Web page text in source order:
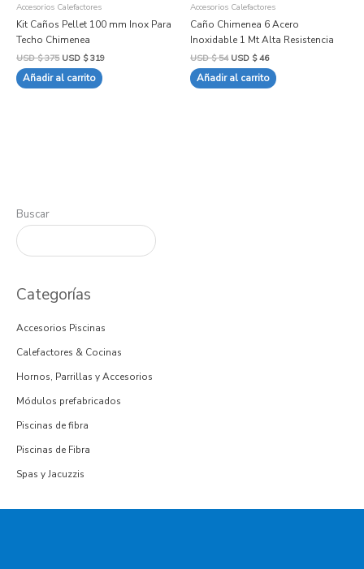
Buscar
Categorías
Accesorios Piscinas
Calefactores & Cocinas
Hornos, Parrillas y Accesorios
Módulos prefabricados
Piscinas de fibra
Piscinas de Fibra
Spas y Jacuzzis
Accesorios Calefactores
Kit Caños Pellet 100 mm Inox Para
Techo Chimenea
USD $375 USD $319
Añadir al carrito
Accesorios Calefactores
Caño Chimenea 6 Acero
Inoxidable 1 Mt Alta Resistencia
USD $54 USD $46
Añadir al carrito